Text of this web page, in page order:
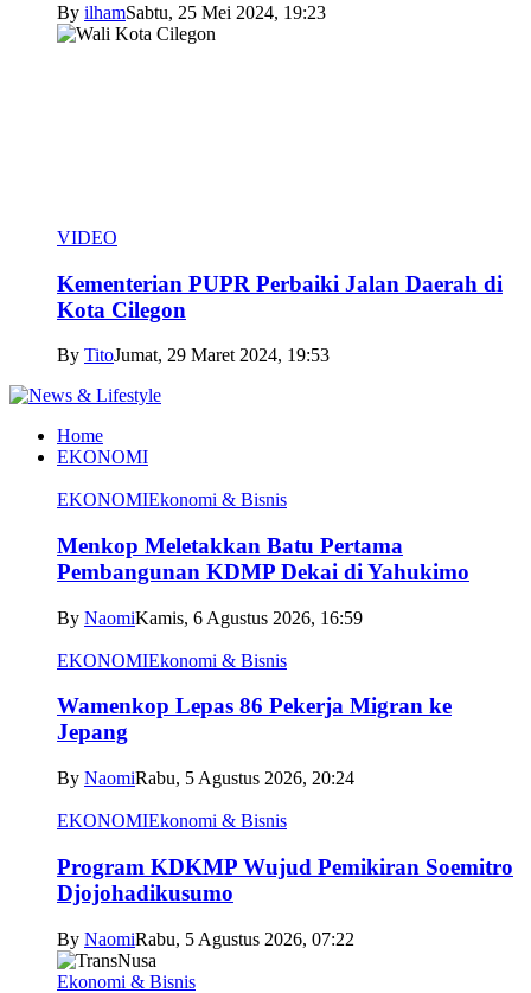
By ilhamSabtu, 25 Mei 2024, 19:23
VIDEO
Kementerian PUPR Perbaiki Jalan Daerah di
Kota Cilegon
By TitoJumat, 29 Maret 2024, 19:53
Home
EKONOMI
EKONOMIEkonomi & Bisnis
Menkop Meletakkan Batu Pertama
Pembangunan KDMP Dekai di Yahukimo
By NaomiKamis, 6 Agustus 2026, 16:59
EKONOMIEkonomi & Bisnis
Wamenkop Lepas 86 Pekerja Migran ke
Jepang
By NaomiRabu, 5 Agustus 2026, 20:24
EKONOMIEkonomi & Bisnis
Program KDKMP Wujud Pemikiran Soemitro
Djojohadikusumo
By NaomiRabu, 5 Agustus 2026, 07:22
Ekonomi & Bisnis